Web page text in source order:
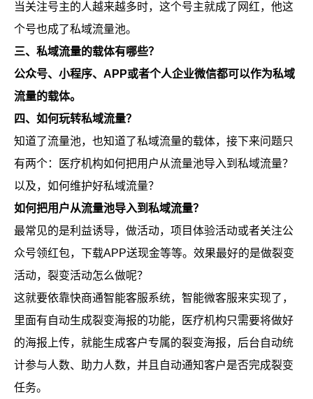
当关注号主的人越来越多时，这个号主就成了网红，他这
个号也成了私域流量池。
三、私域流量的载体有哪些？
公众号、小程序、APP或者个人企业微信都可以作为私域
流量的载体。
四、如何玩转私域流量？
知道了流量池，也知道了私域流量的载体，接下来问题只
有两个：医疗机构如何把用户从流量池导入到私域流量？
以及，如何维护好私域流量？
如何把用户从流量池导入到私域流量？
最常见的是利益诱导，做活动，项目体验活动或者关注公
众号领红包，下载APP送现金等等。效果最好的是做裂变
活动，裂变活动怎么做呢？
这就要依靠快商通智能客服系统，智能微客服来实现了，
里面有自动生成裂变海报的功能，医疗机构只需要将做好
的海报上传，就能生成客户专属的裂变海报，后台自动统
计参与人数、助力人数，并且自动通知客户是否完成裂变
任务。